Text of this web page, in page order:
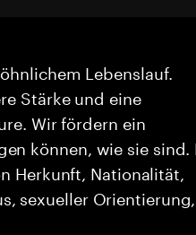
Lebenslauf.
Stärke und eine
Wir fördern ein
können, wie sie sind.
Herkunft, Nationalität,
sexueller Orientierung,